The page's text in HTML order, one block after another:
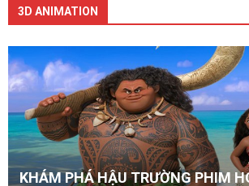
3D ANIMATION
KHÁM PHÁ HẬU TRƯỜNG PHIM